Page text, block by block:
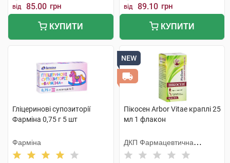
від 85.00 грн
КУПИТИ
від 89.10 грн
КУПИТИ
Гліцеринові супозиторії
Фарміна 0,75 г 5 шт
Фарміна
NEW
Пікосен Arbor Vitae краплі 25
мл 1 флакон
ДКП Фармацевтична
фабрика